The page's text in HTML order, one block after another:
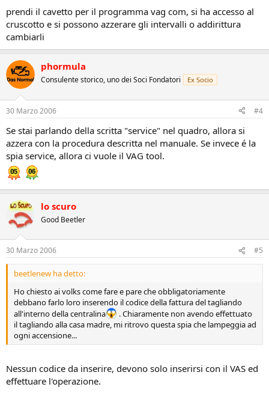
prendi il cavetto per il programma vag com, si ha accesso al
cruscotto e si possono azzerare gli intervalli o addirittura
cambiarli
phormula
Consulente storico, uno dei Soci Fondatori Ex Socio
30 Marzo 2006 #4
Se stai parlando della scritta "service" nel quadro, allora si
azzera con la procedura descritta nel manuale. Se invece é la
spia service, allora ci vuole il VAG tool.
lo scuro
Good Beetler
30 Marzo 2006 #5
beetlenew ha detto:
Ho chiesto ai volks come fare e pare che obbligatoriamente
debbano farlo loro inserendo il codice della fattura del tagliando
all'interno della centralina
. Chiaramente non avendo effettuato
il tagliando alla casa madre, mi ritrovo questa spia che lampeggia ad
ogni accensione...
Nessun codice da inserire, devono solo inserirsi con il VAS ed
effettuare l'operazione.